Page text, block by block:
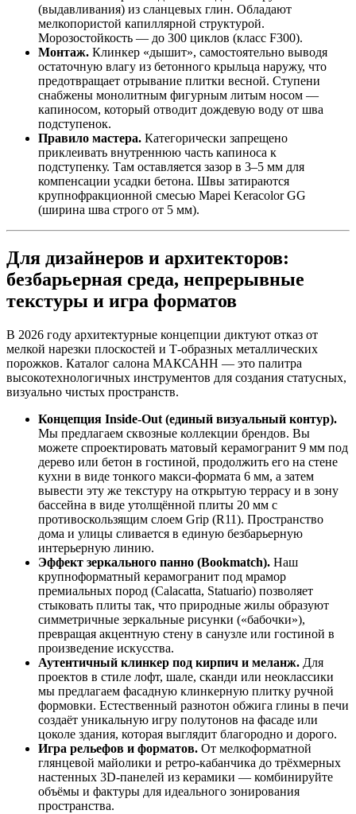
(выдавливания) из сланцевых глин. Обладают
мелкопористой капиллярной структурой.
Морозостойкость — до 300 циклов (класс F300).
Монтаж. Клинкер «дышит», самостоятельно выводя
остаточную влагу из бетонного крыльца наружу, что
предотвращает отрывание плитки весной. Ступени
снабжены монолитным фигурным литым носом —
капиносом, который отводит дождевую воду от шва
подступенок.
Правило мастера. Категорически запрещено
приклеивать внутреннюю часть капиноса к
подступенку. Там оставляется зазор в 3–5 мм для
компенсации усадки бетона. Швы затираются
крупнофракционной смесью Mapei Keracolor GG
(ширина шва строго от 5 мм).
Для дизайнеров и архитекторов:
безбарьерная среда, непрерывные
текстуры и игра форматов
В 2026 году архитектурные концепции диктуют отказ от
мелкой нарезки плоскостей и Т‑образных металлических
порожков. Каталог салона МАКСАНН — это палитра
высокотехнологичных инструментов для создания статусных,
визуально чистых пространств.
Концепция Inside‑Out (единый визуальный контур).
Мы предлагаем сквозные коллекции брендов. Вы
можете спроектировать матовый керамогранит 9 мм под
дерево или бетон в гостиной, продолжить его на стене
кухни в виде тонкого макси‑формата 6 мм, а затем
вывести эту же текстуру на открытую террасу и в зону
бассейна в виде утолщённой плиты 20 мм с
противоскользящим слоем Grip (R11). Пространство
дома и улицы сливается в единую безбарьерную
интерьерную линию.
Эффект зеркального панно (Bookmatch). Наш
крупноформатный керамогранит под мрамор
премиальных пород (Calacatta, Statuario) позволяет
стыковать плиты так, что природные жилы образуют
симметричные зеркальные рисунки («бабочки»),
превращая акцентную стену в санузле или гостиной в
произведение искусства.
Аутентичный клинкер под кирпич и меланж. Для
проектов в стиле лофт, шале, сканди или неоклассики
мы предлагаем фасадную клинкерную плитку ручной
формовки. Естественный разнотон обжига глины в печи
создаёт уникальную игру полутонов на фасаде или
цоколе здания, которая выглядит благородно и дорого.
Игра рельефов и форматов. От мелкоформатной
глянцевой майолики и ретро‑кабанчика до трёхмерных
настенных 3D‑панелей из керамики — комбинируйте
объёмы и фактуры для идеального зонирования
пространства.